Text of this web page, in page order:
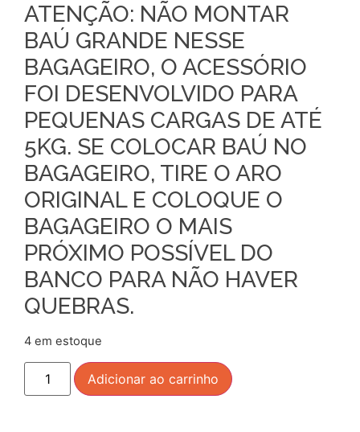
ATENÇÃO: NÃO MONTAR
BAÚ GRANDE NESSE
BAGAGEIRO, O ACESSÓRIO
FOI DESENVOLVIDO PARA
PEQUENAS CARGAS DE ATÉ
5KG. SE COLOCAR BAÚ NO
BAGAGEIRO, TIRE O ARO
ORIGINAL E COLOQUE O
BAGAGEIRO O MAIS
PRÓXIMO POSSÍVEL DO
BANCO PARA NÃO HAVER
QUEBRAS.
4 em estoque
Adicionar ao carrinho